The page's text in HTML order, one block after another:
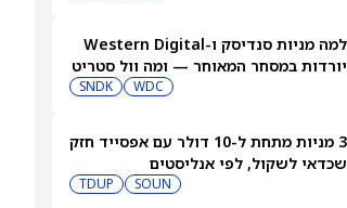
למה מניות סנדיסק ו-Western Digital
יורדות במסחר המאוחר — ומה וול סטריט
WDC
SNDK
3 מניות מתחת ל-10 דולר עם אפסייד חזק
שכדאי לשקול, לפי אנליסטים
SOUN
TDUP